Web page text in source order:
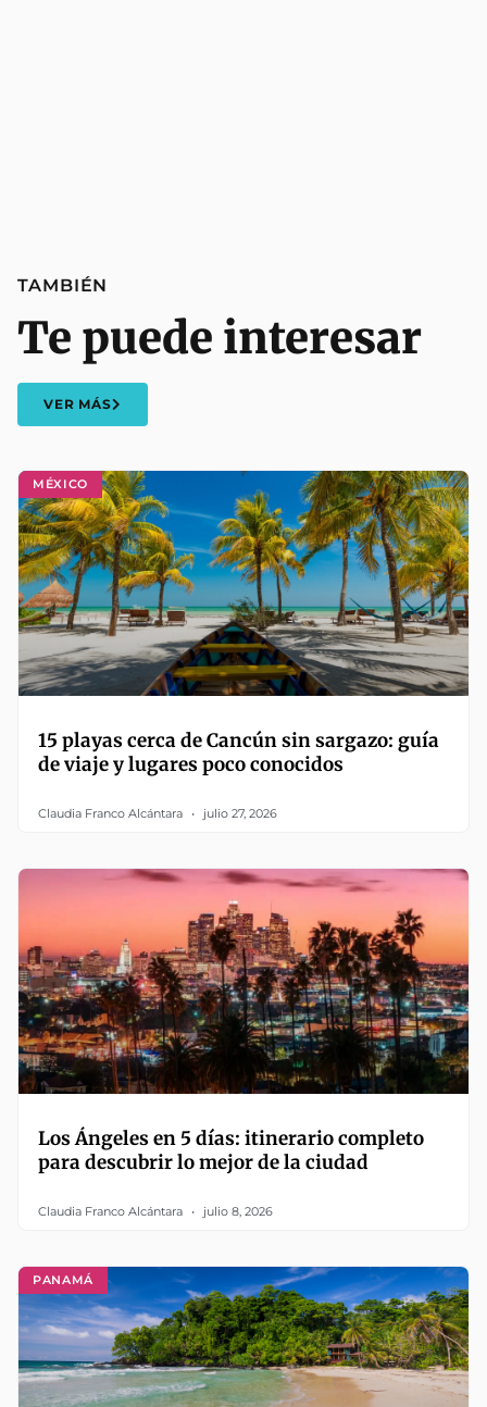
MÉXICO
15 playas cerca de Cancún sin sargazo: guía
de viaje y lugares poco conocidos
Claudia Franco Alcántara julio 27, 2026
Los Ángeles en 5 días: itinerario completo
para descubrir lo mejor de la ciudad
Claudia Franco Alcántara julio 8, 2026
PANAMÁ
TAMBIÉN
Te puede interesar
VER MÁS